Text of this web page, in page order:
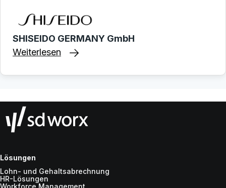
SHISEIDO GERMANY GmbH
Weiterlesen
Lösungen
Lohn- und Gehaltsabrechnung
HR-Lösungen